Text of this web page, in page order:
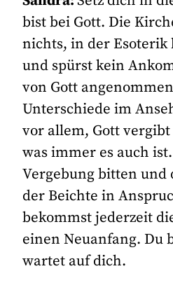
bist bei Gott. Die
nichts, in der Esoterik
und spürst kein
von Gott
Unterschiede im
vor allem, Gott
was immer es auch
Vergebung bitten und
der Beichte in
bekommst jederzeit
einen Neuanfang. Du
wartet auf dich.